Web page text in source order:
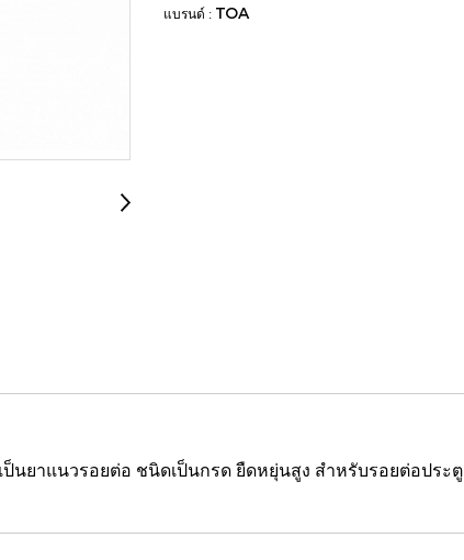
แบรนด์ : TOA
เป็นยาแนวรอยต่อ ชนิดเป็นกรด ยืดหยุ่นสูง สำหรับรอยต่อปร